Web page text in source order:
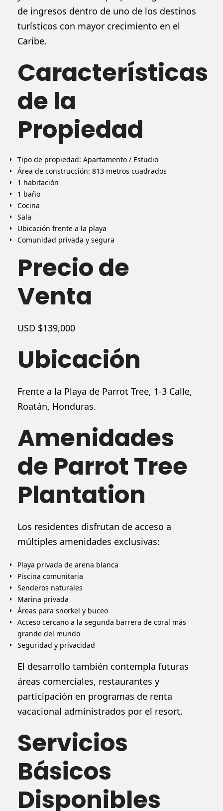
de ingresos dentro de uno de los destinos
turísticos con mayor crecimiento en el
Caribe.
Características
de la
Propiedad
Tipo de propiedad: Apartamento / Estudio
Área de construcción: 813 metros cuadrados
1 habitación
1 baño
Cocina
Sala
Ubicación frente a la playa
Comunidad privada y segura
Precio de
Venta
USD $139,000
Ubicación
Frente a la Playa de Parrot Tree, 1-3 Calle,
Roatán, Honduras.
Amenidades
de Parrot Tree
Plantation
Los residentes disfrutan de acceso a
múltiples amenidades exclusivas:
Playa privada de arena blanca
Piscina comunitaria
Senderos naturales
Marina privada
Áreas para snorkel y buceo
Acceso cercano a la segunda barrera de coral más
grande del mundo
Seguridad y privacidad
El desarrollo también contempla futuras
áreas comerciales, restaurantes y
participación en programas de renta
vacacional administrados por el resort.
Servicios
Básicos
Disponibles